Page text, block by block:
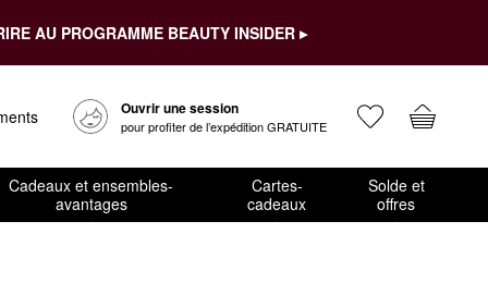
AU PROGRAMME BEAUTY INSIDER ▸
Ouvrir une session
pour profiter de l’expédition GRATUITE
Cadeaux et ensembles-
avantages
Cartes-
cadeaux
Solde et
offres